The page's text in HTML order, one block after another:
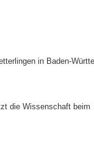
in Baden-
die Wissenschaft beim